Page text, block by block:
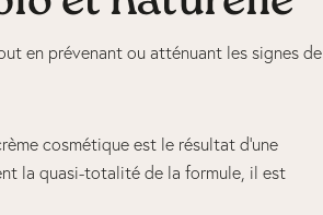
en prévenant ou atténuant les signes de
cosmétique est le résultat d’une
la quasi-totalité de la formule, il est